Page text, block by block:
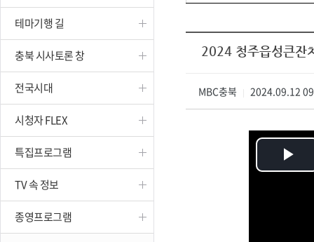
옥천
종영프로그램
테마기행 길
충북 시사토론 창
전국시대
시청자 FLEX
특집프로그램
TV 속 정보
종영프로그램
2024 청주읍성큰잔
MBC충북 2024.09.12